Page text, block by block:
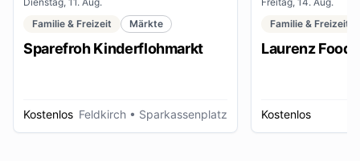
Familie & Freizeit
Märkte
Sparefroh Kinderflohmarkt
Kostenlos Feldkirch • Sparkassenplatz
Familie & Freizeit
Laurenz Food
Kostenlos